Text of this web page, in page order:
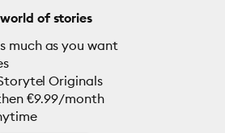
of stories
much as you want
Originals
€9.99/month